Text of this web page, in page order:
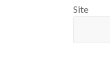
Site